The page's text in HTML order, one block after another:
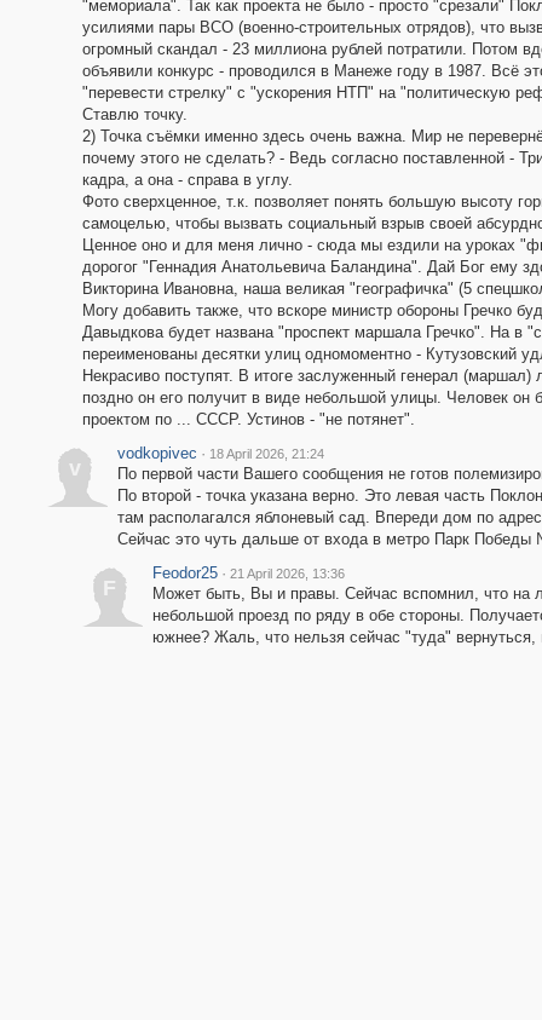
"мемориала". Так как проекта не было - просто "срезали"
усилиями пары ВСО (военно-строительных отрядов), что
огромный скандал - 23 миллиона рублей потратили. Потом
объявили конкурс - проводился в Манеже году в 1987. Всё
"перевести стрелку" с "ускорения НТП" на "политическую
Ставлю точку.
2) Точка съёмки именно здесь очень важна. Мир не
почему этого не сделать? - Ведь согласно поставленной -
кадра, а она - справа в углу.
Фото сверхценное, т.к. позволяет понять большую высоту
самоцелью, чтобы вызвать социальный взрыв своей
Ценное оно и для меня лично - сюда мы ездили на уроках
дорогог "Геннадия Анатольевича Баландина". Дай Бог ему
Викторина Ивановна, наша великая "географичка" (5
Могу добавить также, что вскоре министр обороны Гречко
Давыдкова будет названа "проспект маршала Гречко". На в
переименованы десятки улиц одномоментно - Кутузовский
Некрасиво поступят. В итоге заслуженный генерал
поздно он его получит в виде небольшой улицы. Человек
проектом по ... СССР. Устинов - "не потянет".
v
vodkopivec · 18 April 2026, 21:24
По первой части Вашего сообщения не готов
По второй - точка указана верно. Это левая часть
там располагался яблоневый сад. Впереди дом по
Сейчас это чуть дальше от входа в метро Парк Победы
F
Feodor25 · 21 April 2026, 13:36
Может быть, Вы и правы. Сейчас вспомнил, что на
небольшой проезд по ряду в обе стороны.
южнее? Жаль, что нельзя сейчас "туда" вернуться,